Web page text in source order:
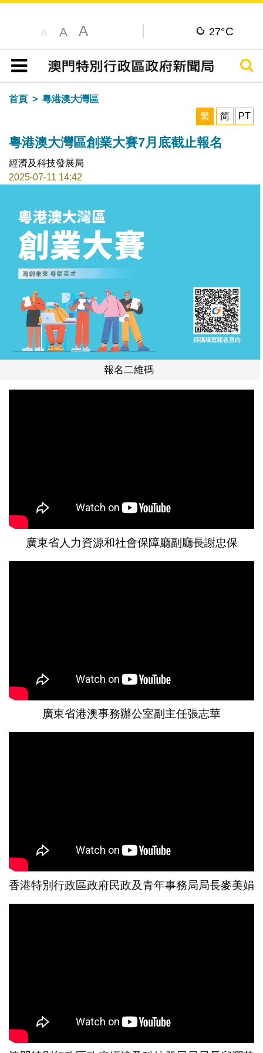
A A A 27°C
目錄
搜尋
首頁
粵港澳大灣區
繁
简 PT
粵港澳大灣區創業大賽7月底截止報名
經濟及科技發展局
2025-07-11 14:42
報名二維碼
廣東省人力資源和社會保障廳副廳長謝忠保
廣東省港澳事務辦公室副主任張志華
香港特別行政區政府民政及青年事務局局長麥美娟